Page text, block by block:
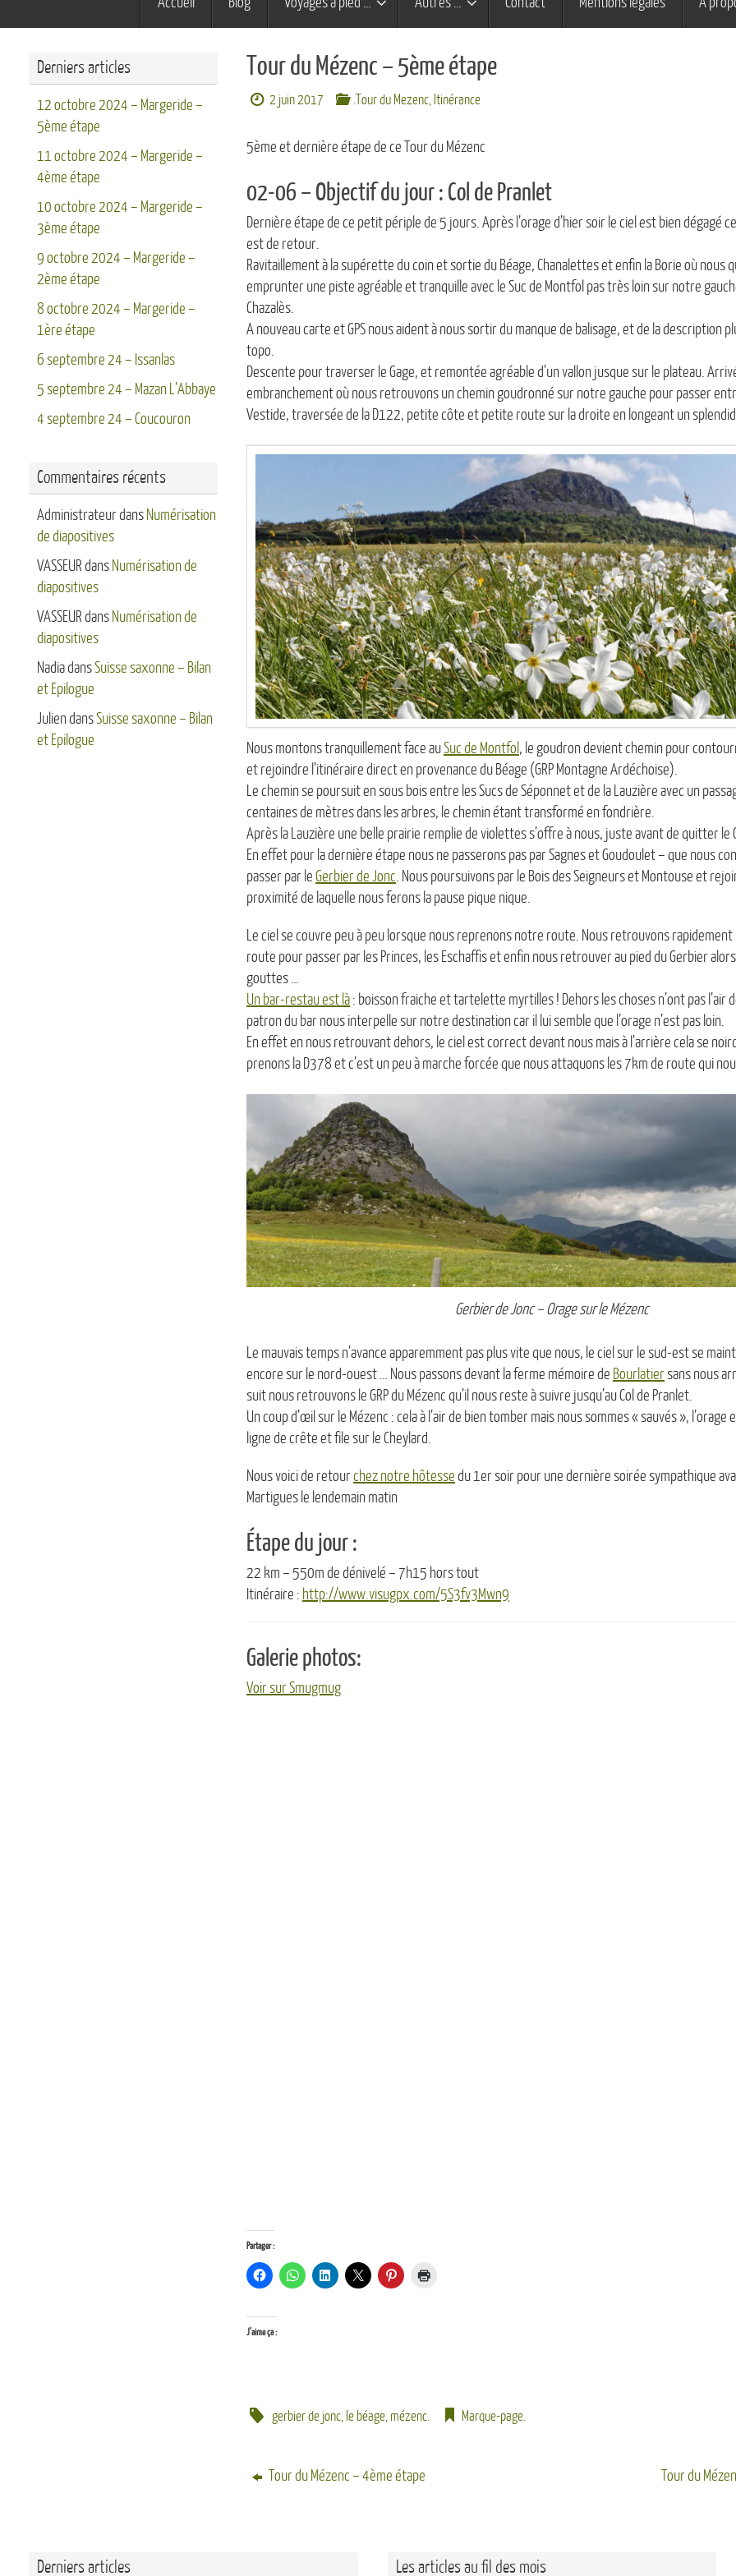
Tour du Mézenc – 5ème étape
2 juin 2017 .Tour du Mezenc, Itinérance
5ème et dernière étape de ce Tour du Mézenc
02-06 – Objectif du jour : Col de Pranlet
Dernière étape de ce petit périple de 5 jours. Après l’orage d’hier soir le ciel est bien dégagé
est de retour.
Ravitaillement à la supérette du coin et sortie du Béage, Chanalettes et enfin la Borie où nous
emprunter une piste agréable et tranquille avec le Suc de Montfol pas très loin sur notre
Chazalès.
A nouveau carte et GPS nous aident à nous sortir du manque de balisage, et de la description
topo.
Descente pour traverser le Gage, et remontée agréable d’un vallon jusque sur le plateau.
embranchement où nous retrouvons un chemin goudronné sur notre gauche pour passer
Vestide, traversée de la D122, petite côte et petite route sur la droite en longeant un
Nous montons tranquillement face auSuc de Montfol , le goudron devient chemin pour
et rejoindre l’itinéraire direct en provenance du Béage (GRP Montagne Ardéchoise).
Le chemin se poursuit en sous bois entre les Sucs de Séponnet et de la Lauzière avec un
centaines de mètres dans les arbres, le chemin étant transformé en fondrière.
Après la Lauzière une belle prairie remplie de violettes s’offre à nous, juste avant de quitter le
En effet pour la dernière étape nous ne passerons pas par Sagnes et Goudoulet – que nous
passer par le Gerbier de Jonc. Nous poursuivons par le Bois des Seigneurs et Montouse et
proximité de laquelle nous ferons la pause pique nique.
Le ciel se couvre peu à peu lorsque nous reprenons notre route. Nous retrouvons
route pour passer par les Princes, les Eschaffis et enfin nous retrouver au pied du Gerbier
gouttes …
Un bar-restau est là : boisson fraiche et tartelette myrtilles ! Dehors les choses n’ont pas l’air
patron du bar nous interpelle sur notre destination car il lui semble que l’orage n’est pas loin.
En effet en nous retrouvant dehors, le ciel est correct devant nous mais à l’arrière cela se
prenons la D378 et c’est un peu à marche forcée que nous attaquons les 7km de route qui
Gerbier de Jonc – Orage sur le Mézenc
Le mauvais temps n’avance apparemment pas plus vite que nous, le ciel sur le sud-est se
encore sur le nord-ouest … Nous passons devant la ferme mémoire de Bourlatier sans nous
suit nous retrouvons le GRP du Mézenc qu’il nous reste à suivre jusqu’au Col de Pranlet.
Un coup d’œil sur le Mézenc : cela à l’air de bien tomber mais nous sommes « sauvés »,
ligne de crête et file sur le Cheylard.
Nous voici de retourchez notre hôtesse du 1er soir pour une dernière soirée sympathique
Martigues le lendemain matin
Étape du jour :
22 km – 550m de dénivelé – 7h15 hors tout
Itinéraire : http://www.visugpx.com/5S3fv3Mwn9
Galerie photos:
Voir sur Smugmug
Partager :
J’aime ça :
gerbier de jonc, le béage, mézenc. Marque-page.
Tour du Mézenc – 4ème étape Tour du
Derniers articles
12 octobre 2024 – Margeride –
5ème étape
11 octobre 2024 – Margeride –
4ème étape
10 octobre 2024 – Margeride –
3ème étape
9 octobre 2024 – Margeride –
2ème étape
8 octobre 2024 – Margeride –
1ère étape
6 septembre 24 – Issanlas
5 septembre 24 – Mazan L’Abbaye
4 septembre 24 – Coucouron
Commentaires récents
Administrateurdans Numérisation
de diapositives
VASSEUR dans Numérisation de
diapositives
VASSEUR dans Numérisation de
diapositives
NadiadansSuisse saxonne – Bilan
et Epilogue
Julien dansSuisse saxonne – Bilan
et Epilogue
Derniers articles Les articles au fil des mois